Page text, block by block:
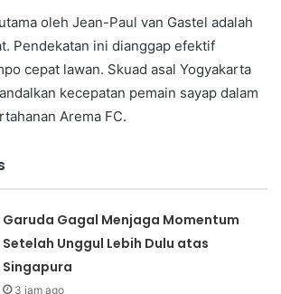
oleh Jean-Paul van Gastel adalah
Pendekatan ini dianggap efektif
cepat lawan. Skuad asal Yogyakarta
kecepatan pemain sayap dalam
Arema FC.
Garuda Gagal Menjaga Momentum
Setelah Unggul Lebih Dulu atas
Singapura
3 jam ago